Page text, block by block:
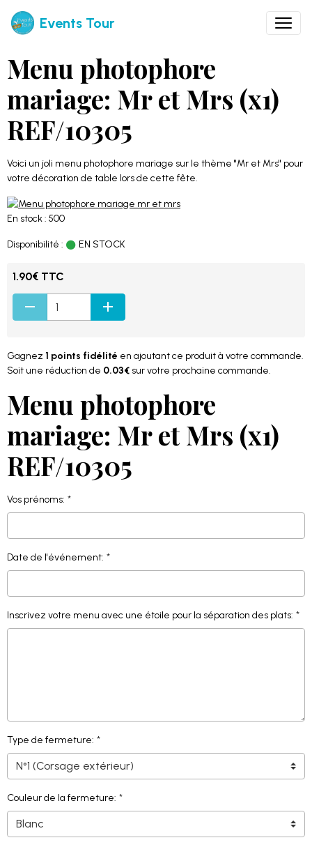
Events Tour
Menu photophore
mariage: Mr et Mrs (x1)
REF/10305
Voici un joli menu photophore mariage sur le thème "Mr et Mrs" pour
votre décoration de table lors de cette fête.
En stock : 500
Disponibilité : EN STOCK
1.90€ TTC
Gagnez 1 points fidélité en ajoutant ce produit à votre commande.
Soit une réduction de 0.03€ sur votre prochaine commande.
Menu photophore
mariage: Mr et Mrs (x1)
REF/10305
Vos prénoms:
Date de l'événement:
Inscrivez votre menu avec une étoile pour la séparation des plats:
Type de fermeture:
Couleur de la fermeture: